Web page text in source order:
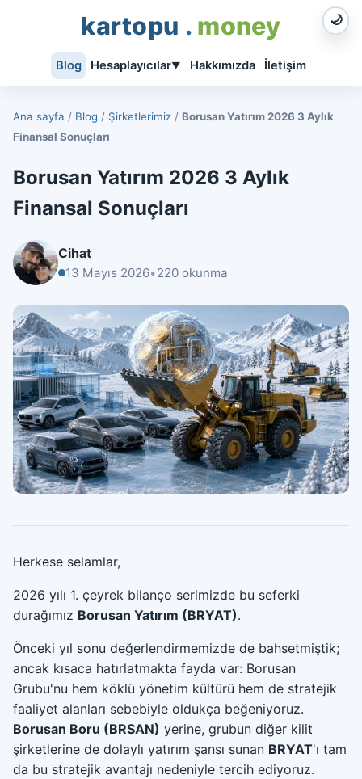
kartopu . money 🌙
Blog Hesaplayıcılar▼ Hakkımızda İletişim
Ana sayfa / Blog / Şirketlerimiz / Borusan Yatırım 2026 3 Aylık
Finansal Sonuçları
Borusan Yatırım 2026 3 Aylık
Finansal Sonuçları
Cihat
13 Mayıs 2026•220 okunma
Herkese selamlar,
2026 yılı 1. çeyrek bilanço serimizde bu seferki
durağımız Borusan Yatırım (BRYAT).
Önceki yıl sonu değerlendirmemizde de bahsetmiştik;
ancak kısaca hatırlatmakta fayda var: Borusan
Grubu'nu hem köklü yönetim kültürü hem de stratejik
faaliyet alanları sebebiyle oldukça beğeniyoruz.
Borusan Boru (BRSAN) yerine, grubun diğer kilit
şirketlerine de dolaylı yatırım şansı sunan BRYAT'ı tam
da bu stratejik avantajı nedeniyle tercih ediyoruz.